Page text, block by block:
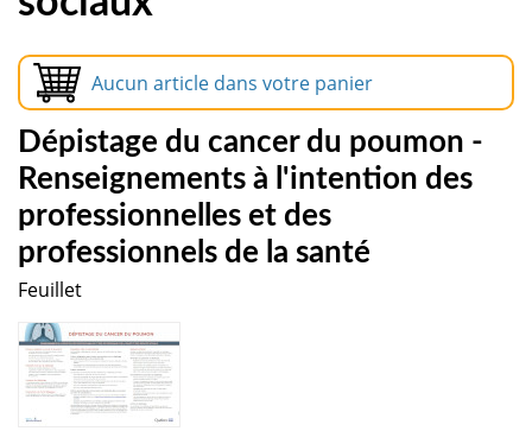
Aucun article dans votre panier
Dépistage du cancer du poumon -
Renseignements à l'intention des
professionnelles et des
professionnels de la santé
Feuillet